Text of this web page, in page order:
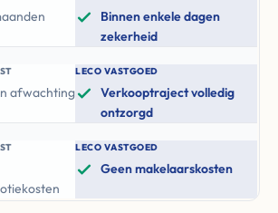
Binnen enkele dagen
zekerheid
afwachting
LECO VASTGOED
Verkooptraject volledig
ontzorgd
LECO VASTGOED
Geen makelaarskosten